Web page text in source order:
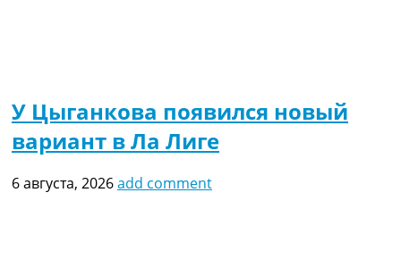
У Цыганкова появился новый
вариант в Ла Лиге
6 августа, 2026add comment